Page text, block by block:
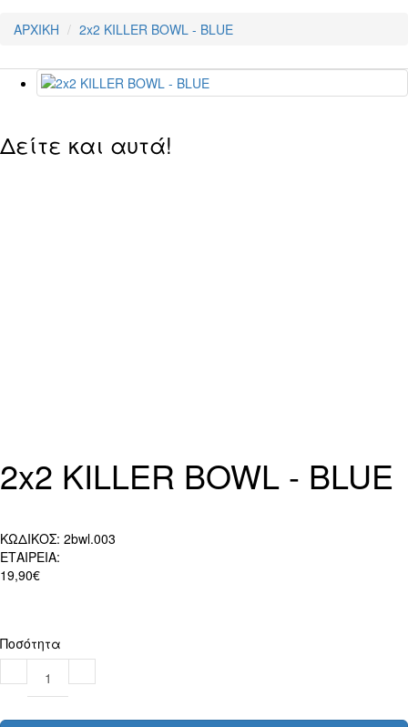
ΑΡΧΙΚΗ 2x2 KILLER BOWL - BLUE
Δείτε και αυτά!
2x2 KILLER BOWL - BLUE
ΚΩΔΙΚΟΣ: 2bwl.003
ΕΤΑΙΡΕΙΑ:
19,90€
Ποσότητα